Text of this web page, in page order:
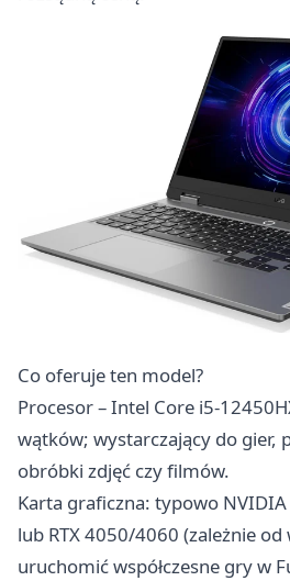
Co oferuje ten model?
Procesor – Intel Core i5-
wątków; wystarczający do gier,
obróbki zdjęć czy filmów.
Karta graficzna: typowo NVIDIA
lub RTX 4050/4060 (zależnie
uruchomić współczesne gry w